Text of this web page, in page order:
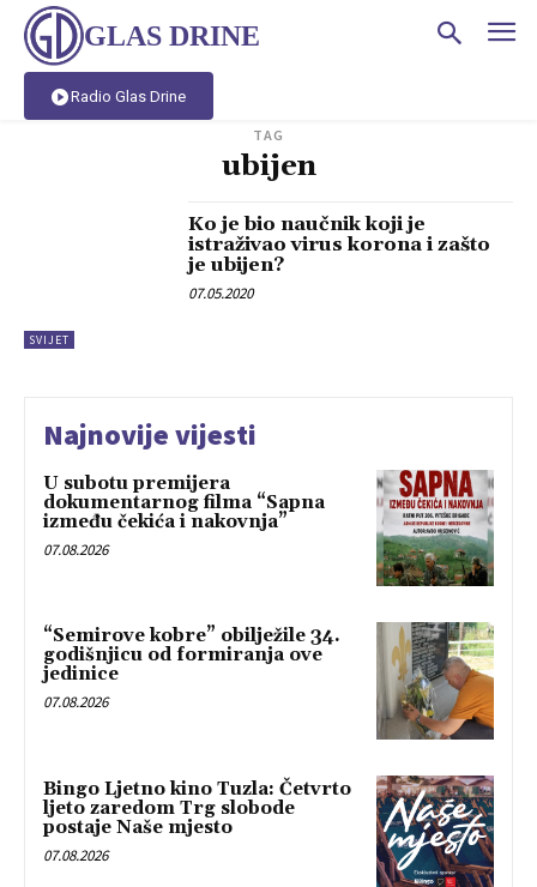
GLAS DRINE
Radio Glas Drine
TAG
ubijen
SVIJET
Ko je bio naučnik koji je
istraživao virus korona i zašto
je ubijen?
07.05.2020
Najnovije vijesti
U subotu premijera
dokumentarnog filma “Sapna
između čekića i nakovnja”
07.08.2026
“Semirove kobre” obilježile 34.
godišnjicu od formiranja ove
jedinice
07.08.2026
Bingo Ljetno kino Tuzla: Četvrto
ljeto zaredom Trg slobode
postaje Naše mjesto
07.08.2026